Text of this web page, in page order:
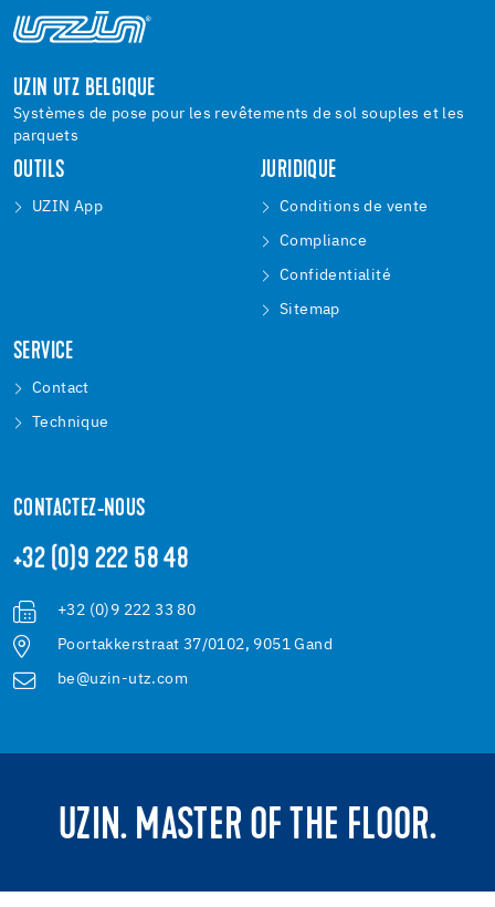
UZIN UTZ BELGIQUE
Systèmes de pose pour les revêtements de sol souples et les
parquets
OUTILS
UZIN App
JURIDIQUE
Conditions de vente
Compliance
Confidentialité
Sitemap
SERVICE
Contact
Technique
CONTACTEZ-NOUS
+32 (0)9 222 58 48
+32 (0)9 222 33 80
Poortakkerstraat 37/0102, 9051 Gand
be@uzin-utz.com
UZIN. MASTER OF THE FLOOR.